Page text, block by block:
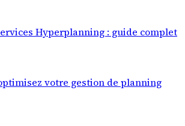
Hyperplanning : guide complet
votre gestion de planning